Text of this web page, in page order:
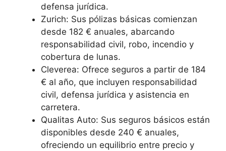
defensa jurídica.
Zurich: Sus pólizas básicas comienzan
desde 182 € anuales, abarcando
responsabilidad civil, robo, incendio y
cobertura de lunas.
Cleverea: Ofrece seguros a partir de 184
€ al año, que incluyen responsabilidad
civil, defensa jurídica y asistencia en
carretera.
Qualitas Auto: Sus seguros básicos están
disponibles desde 240 € anuales,
ofreciendo un equilibrio entre precio y